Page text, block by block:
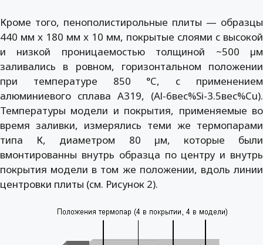
Кроме того, пенополистирольные плиты — образцы
440 мм x 180 мм x 10 мм, покрытые слоями с высокой
и низкой проницаемостью толщиной ~500 µм
заливались в ровном, горизонтальном положении
при температуре 850 °C, с применением
алюминиевого сплава A319, (Al-6вес%Si-3.5вес%Cu).
Температуры модели и покрытия, применяемые во
время заливки, измерялись теми же термопарами
типа К, диаметром 80 µм, которые были
вмонтированны внутрь образца по центру и внутрь
покрытия модели в том же положении, вдоль линии
центровки плиты (см. Рисунок 2).